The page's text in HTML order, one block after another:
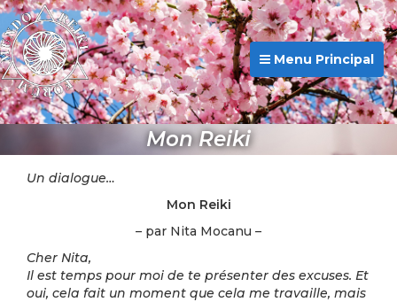
Menu Principal
Mon Reiki
Un dialogue…
Mon Reiki
– par Nita Mocanu –
Cher Nita,
Il est temps pour moi de te présenter des excuses. Et
oui, cela fait un moment que cela me travaille, mais